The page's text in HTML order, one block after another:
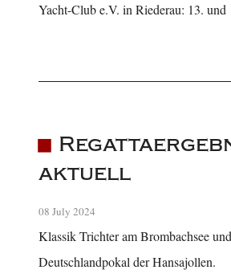
Yacht-Club e.V. in Riederau: 13. und
aktuell
08 July 2024
Klassik Trichter am Brombachsee und
Deutschlandpokal der Hansajollen.